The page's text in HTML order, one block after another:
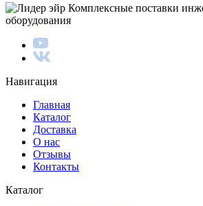
Комплексные поставки
оборудования
Навигация
Главная
Каталог
Доставка
О нас
Отзывы
Контакты
Каталог